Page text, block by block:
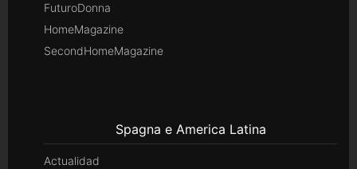
FuturoDonna
HomeMagazine
SecondHomeMagazine
Spagna e America Latina
Actualidad